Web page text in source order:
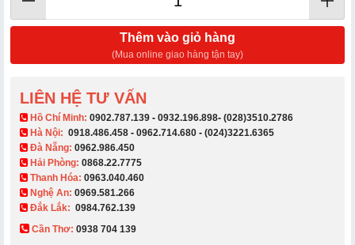
Thêm vào giỏ hàng
(Mua online giao hàng tận tay)
LIÊN HỆ TƯ VẤN
​ Hồ Chí Minh: 0902.787.139 - 0932.196.898- (028)3510.2786
Hà Nội: 0918.486.458 - 0962.714.680 - (024)3221.6365
Đà Nẵng: 0962.986.450
Hải Phòng: 0868.22.7775
Thanh Hóa: 0963.040.460
Nghệ An: 0969.581.266
Đắk Lắk: 0984.762.139
Cần Thơ: 0938 704 139​